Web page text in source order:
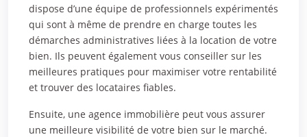
dispose d’une équipe de professionnels expérimentés
qui sont à même de prendre en charge toutes les
démarches administratives liées à la location de votre
bien. Ils peuvent également vous conseiller sur les
meilleures pratiques pour maximiser votre rentabilité
et trouver des locataires fiables.
Ensuite, une agence immobilière peut vous assurer
une meilleure visibilité de votre bien sur le marché.